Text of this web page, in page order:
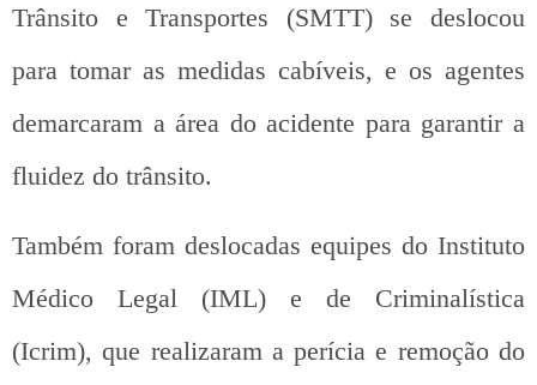
Trânsito e Transportes (SMTT) se deslocou
para tomar as medidas cabíveis, e os agentes
demarcaram a área do acidente para garantir a
fluidez do trânsito.
Também foram deslocadas equipes do Instituto
Médico Legal (IML) e de Criminalística
(Icrim), que realizaram a perícia e remoção do